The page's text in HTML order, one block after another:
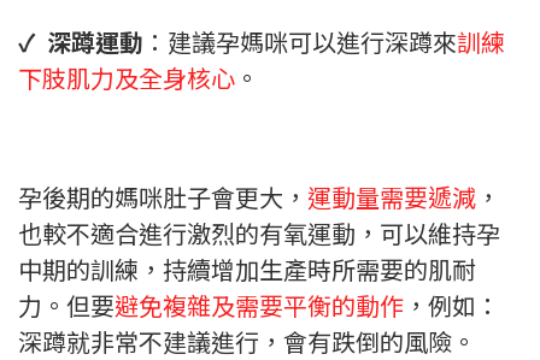
✓ 深蹲運動 ：建議孕媽咪可以進行深蹲來訓練
下肢肌力及全身核心 。
孕後期的媽咪肚子會更大， 運動量需要遞減 ，
也較不適合進行激烈的有氧運動，可以維持孕
中期的訓練，持續增加生產時所需要的肌耐
力。但要避免複雜及需要平衡的動作 ，例如：
深蹲就非常不建議進行，會有跌倒的風險。